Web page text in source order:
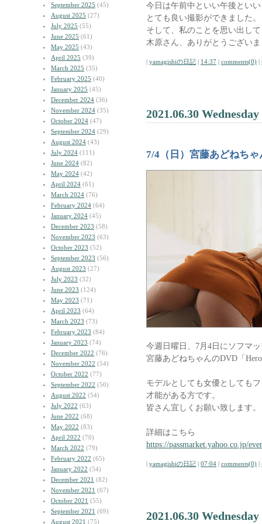
September 2025 (45)
August 2025 (27)
July 2025 (55)
June 2025 (61)
May 2025 (43)
April 2025 (39)
March 2025 (35)
February 2025 (40)
January 2025 (45)
December 2024 (36)
November 2024 (35)
October 2024 (47)
September 2024 (29)
August 2024 (43)
July 2024 (111)
June 2024 (82)
May 2024 (42)
April 2024 (61)
March 2024 (76)
February 2024 (64)
January 2024 (45)
December 2023 (58)
November 2023 (63)
October 2023 (52)
September 2023 (56)
August 2023 (27)
July 2023 (32)
June 2023 (124)
May 2023 (71)
April 2023 (64)
March 2023 (73)
February 2023 (84)
January 2023 (74)
December 2022 (76)
November 2022 (54)
October 2022 (77)
September 2022 (50)
August 2022 (54)
July 2022 (63)
June 2022 (68)
May 2022 (83)
April 2022 (70)
March 2022 (79)
February 2022 (65)
January 2022 (54)
December 2021 (82)
November 2021 (67)
October 2021 (55)
September 2021 (69)
August 2021 (75)
今日は午前中といい午後とい
とても良い撮影ができました。
そして、私のことを思い出し
木原さん、ありがとうござい
| yamagishiの日記 | 14:37 | comments(0) |
2021.06.30 Wednesday
7/4（日）宮藤あどねち
今週日曜日、7月4日にソフマ
宮藤あどねちゃんのDVD「
モデルとしても女優としても
才能がある方です。
皆さん宜しくお願い致します。
詳細はこちら
https://passmarket.yahoo.co.jp/
| yamagishiの日記 | 07:04 | comments(0) |
2021.06.30 Wednesday